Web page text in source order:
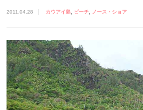
2011.04.28 カウアイ島 ビーチ ノース・ショア